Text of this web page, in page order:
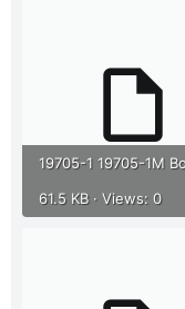
61.5 KB · Views: 0